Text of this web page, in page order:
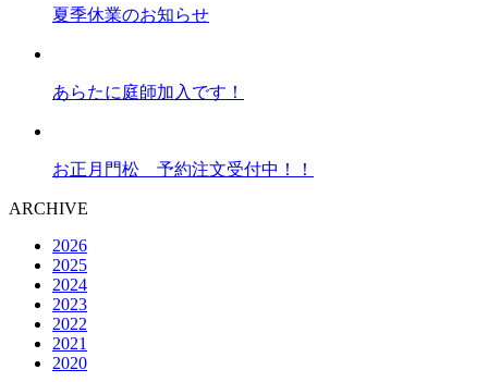
夏季休業のお知らせ
あらたに庭師加入です！
お正月門松 予約注文受付中！！
ARCHIVE
2026
2025
2024
2023
2022
2021
2020